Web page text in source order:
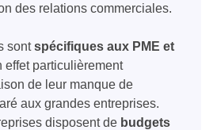
des relations commerciales.
sontspécifiques aux PME et
effet particulièrement
de leur manque de
aux grandes entreprises.
disposent de budgets